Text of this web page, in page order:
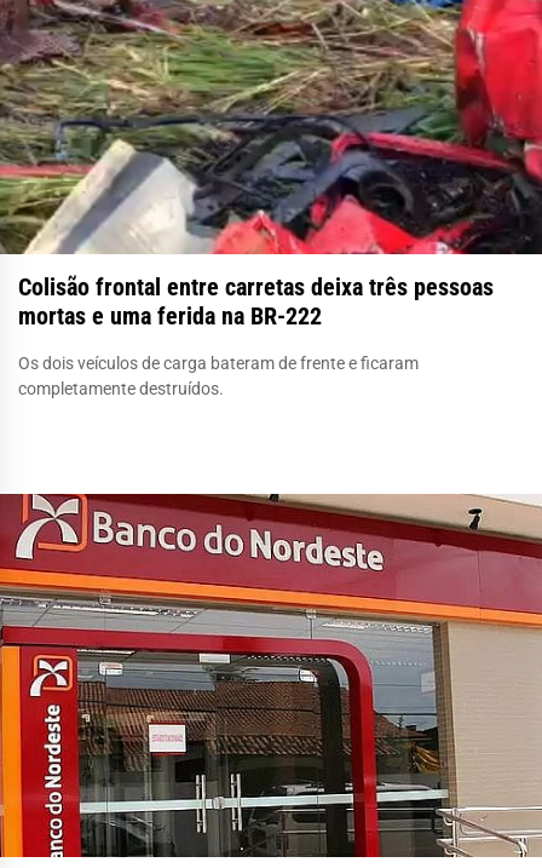
Colisão frontal entre carretas deixa três pessoas
mortas e uma ferida na BR-222
Os dois veículos de carga bateram de frente e ficaram
completamente destruídos.